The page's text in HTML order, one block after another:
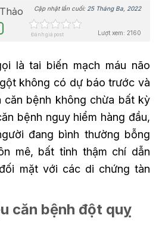
Cập nhật lần cuối: 25 Tháng Ba, 2022
Đánh giá post Lượt xem: 2160
là tai biến mạch máu não
không có dự báo trước và
căn bệnh không chừa bất kỳ
bệnh nguy hiểm hàng đầu,
đang bình thường bỗng
mê, bất tỉnh thậm chí dẫn
mặt với các di chứng tàn
căn bệnh đột quỵ